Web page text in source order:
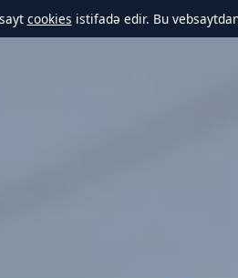
cookies istifadə edir. Bu